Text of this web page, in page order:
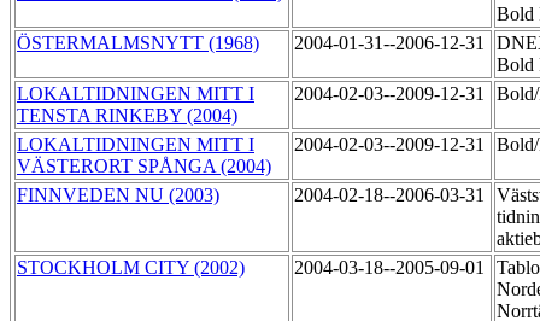
Bold
ÖSTERMALMSNYTT (1968)
2004-01-31--2006-12-31
Bold
LOKALTIDNINGEN MITT I
TENSTA RINKEBY (2004)
2004-02-03--2009-12-31
LOKALTIDNINGEN MITT I
VÄSTERORT SPÅNGA (2004)
2004-02-03--2009-12-31
FINNVEDEN NU (2003) 2004-02-18--2006-03-31
STOCKHOLM CITY (2002)
2004-03-18--2005-09-01